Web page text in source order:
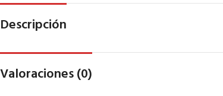
Descripción
Valoraciones (0)